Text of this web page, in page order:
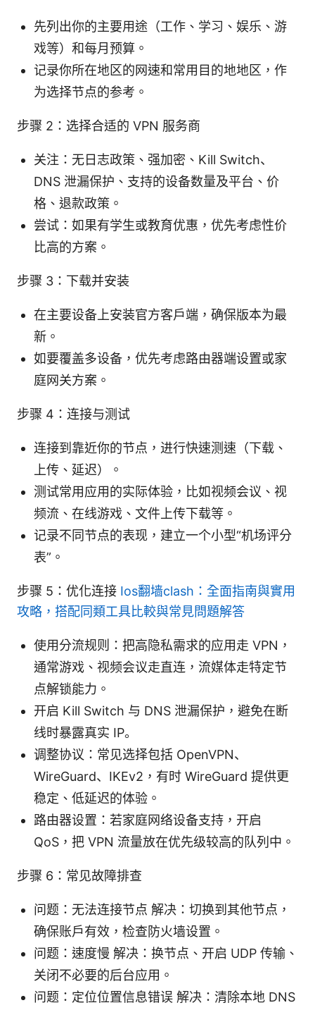
先列出你的主要用途（工作、学习、娱乐、游
戏等）和每月预算。
记录你所在地区的网速和常用目的地地区，作
为选择节点的参考。
步骤 2：选择合适的 VPN 服务商
关注：无日志政策、强加密、Kill Switch、
DNS 泄漏保护、支持的设备数量及平台、价
格、退款政策。
尝试：如果有学生或教育优惠，优先考虑性价
比高的方案。
步骤 3：下载并安装
在主要设备上安装官方客户端，确保版本为最
新。
如要覆盖多设备，优先考虑路由器端设置或家
庭网关方案。
步骤 4：连接与测试
连接到靠近你的节点，进行快速测速（下载、
上传、延迟）。
测试常用应用的实际体验，比如视频会议、视
频流、在线游戏、文件上传下载等。
记录不同节点的表现，建立一个小型“机场评分
表”。
步骤 5：优化连接 Ios翻墙clash：全面指南與實用
攻略，搭配同類工具比較與常見問題解答
使用分流规则：把高隐私需求的应用走 VPN，
通常游戏、视频会议走直连，流媒体走特定节
点解锁能力。
开启 Kill Switch 与 DNS 泄漏保护，避免在断
线时暴露真实 IP。
调整协议：常见选择包括 OpenVPN、
WireGuard、IKEv2，有时 WireGuard 提供更
稳定、低延迟的体验。
路由器设置：若家庭网络设备支持，开启
QoS，把 VPN 流量放在优先级较高的队列中。
步骤 6：常见故障排查
问题：无法连接节点 解决：切换到其他节点，
确保账户有效，检查防火墙设置。
问题：速度慢 解决：换节点、开启 UDP 传输、
关闭不必要的后台应用。
问题：定位位置信息错误 解决：清除本地 DNS